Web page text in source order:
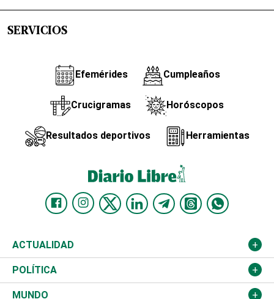
SERVICIOS
Efemérides Cumpleaños
Crucigramas Horóscopos
Resultados deportivos Herramientas
ACTUALIDAD
Nacional
Ciudad
POLÍTICA
Partidos
MUNDO